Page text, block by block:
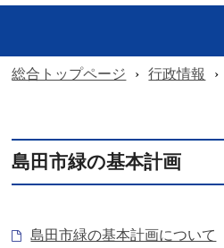
総合トップページ › 行政情報 ›
島田市緑の基本計画
島田市緑の基本計画について